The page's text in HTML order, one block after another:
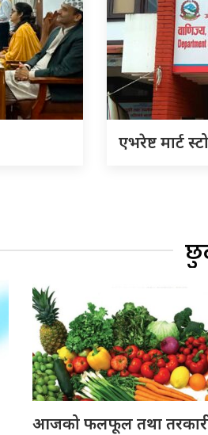
एभरेष्ट मार्ट
आजको फलफूल तथा